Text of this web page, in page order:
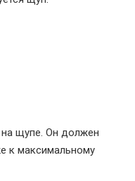
на щупе. Он должен
к максимальному